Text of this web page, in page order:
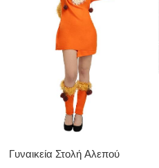
Γυναικεία Στολή Αλεπού